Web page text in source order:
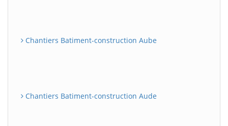
Chantiers Batiment-construction Aube
Chantiers Batiment-construction Aude